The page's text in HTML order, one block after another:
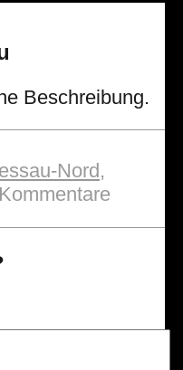
Beschreibung.
Nord ,